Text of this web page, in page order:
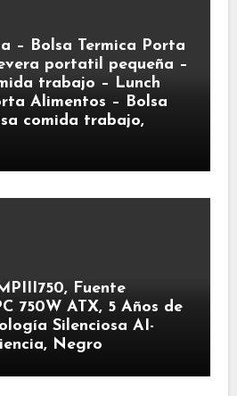
– Bolsa Termica Porta
portatil pequeña –
trabajo – Lunch
Alimentos – Bolsa
comida trabajo,
Fuente
750W ATX, 5 Años de
Silenciosa AI-
Negro